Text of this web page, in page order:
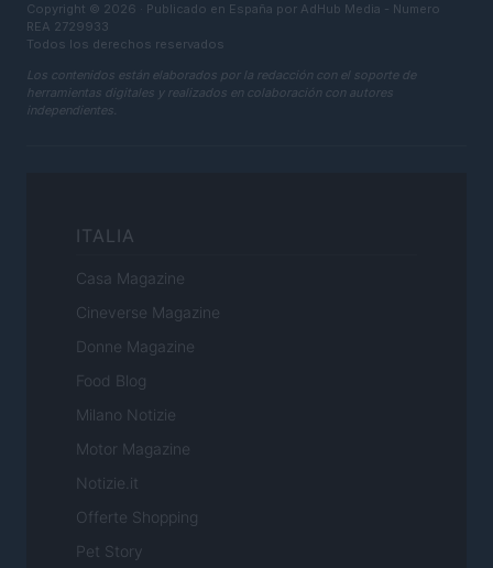
Copyright © 2026 · Publicado en España por AdHub Media - Numero
REA 2729933
Todos los derechos reservados
Los contenidos están elaborados por la redacción con el soporte de
herramientas digitales y realizados en colaboración con autores
independientes.
ITALIA
Casa Magazine
Cineverse Magazine
Donne Magazine
Food Blog
Milano Notizie
Motor Magazine
Notizie.it
Offerte Shopping
Pet Story